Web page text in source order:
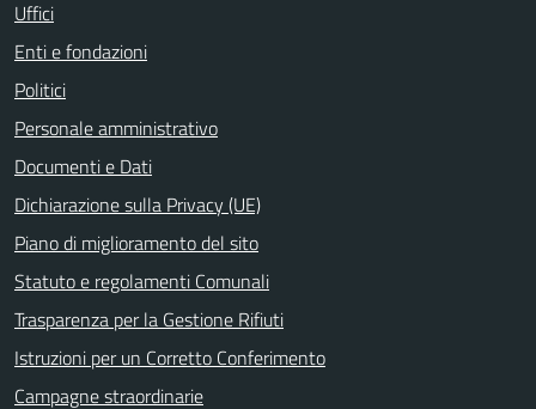
Uffici
Enti e fondazioni
Politici
Personale amministrativo
Documenti e Dati
Dichiarazione sulla Privacy (UE)
Piano di miglioramento del sito
Statuto e regolamenti Comunali
Trasparenza per la Gestione Rifiuti
Istruzioni per un Corretto Conferimento
Campagne straordinarie